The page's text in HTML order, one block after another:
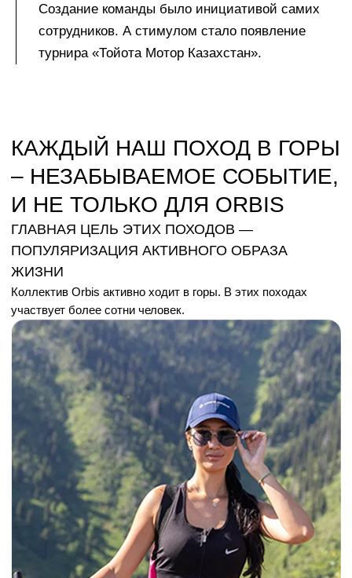
Создание команды было инициативой самих
сотрудников. А стимулом стало появление
турнира «Тойота Мотор Казахстан».
КАЖДЫЙ НАШ ПОХОД В ГОРЫ
– НЕЗАБЫВАЕМОЕ СОБЫТИЕ,
И НЕ ТОЛЬКО ДЛЯ ORBIS
ГЛАВНАЯ ЦЕЛЬ ЭТИХ ПОХОДОВ —
ПОПУЛЯРИЗАЦИЯ АКТИВНОГО ОБРАЗА
ЖИЗНИ
Коллектив Orbis активно ходит в горы. В этих походах
участвует более сотни человек.